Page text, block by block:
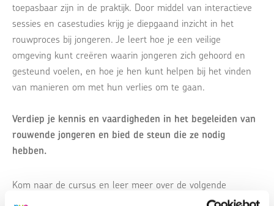
toepasbaar zijn in de praktijk. Door middel van interactieve
sessies en casestudies krijg je diepgaand inzicht in het
rouwproces bij jongeren. Je leert hoe je een veilige
omgeving kunt creëren waarin jongeren zich gehoord en
gesteund voelen, en hoe je hen kunt helpen bij het vinden
van manieren om met hun verlies om te gaan.
Verdiep je kennis en vaardigheden in het begeleiden van
rouwende jongeren en bied de steun die ze nodig
hebben.
Kom naar de cursus en leer meer over de volgende